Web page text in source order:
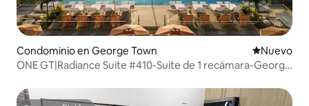
Condominio en George Town Nuevo
Nuevo
ONE GT|Radiance Suite #410-Suite de 1 recámara-George